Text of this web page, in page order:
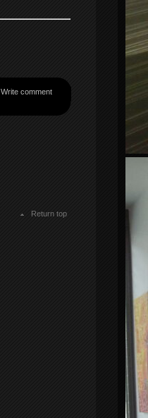
Write comment
Return top